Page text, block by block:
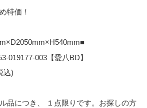
特価！
019177-003【愛八BD】
込)
品につき、 １点限りです。お探しの方